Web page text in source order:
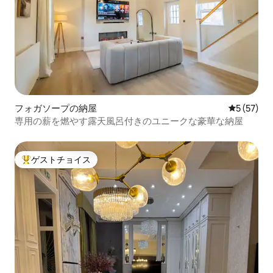
フォガソープの納屋 レビュー
5 (57)
専用の薪を燃やす露天風呂付きのユニークな豪華な納屋
大好評のゲストチョイスです。
ゲストチョイス